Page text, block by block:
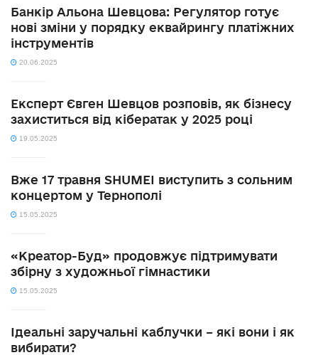
Банкір Альона Шевцова: Регулятор готує
нові зміни у порядку еквайрингу платіжних
інструментів
20.06.2025
Експерт Євген Шевцов розповів, як бізнесу
захиститься від кібератак у 2025 році
19.05.2025
Вже 17 травня SHUMEI виступить з сольним
концертом у Тернополі
15.05.2025
«Креатор-Буд» продовжує підтримувати
збірну з художньої гімнастики
15.05.2025
Ідеальні заручальні каблучки – які вони і як
вибирати?